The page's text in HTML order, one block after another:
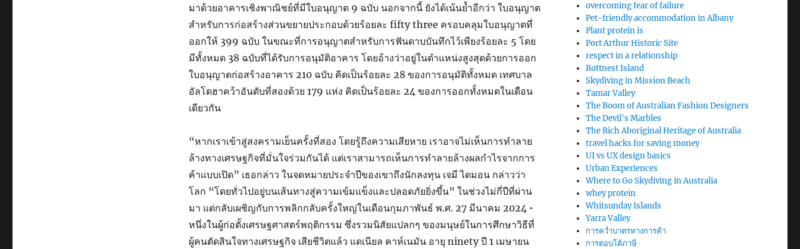
มาด้วยอาคารเชิงพาณิชย์ที่มีใบอนุญาต 9 ฉบับ นอกจากนี้ ยังได้เน้นย้ำอีกว่า ใบอนุญาต
สำหรับการก่อสร้างส่วนขยายประกอบด้วยร้อยละ fifty three ครอบคลุมใบอนุญาตที่
ออกให้ 399 ฉบับ ในขณะที่การอนุญาตสำหรับการฟันดาบบันทึกไว้เพียงร้อยละ 5 โดย
มีทั้งหมด 38 ฉบับที่ได้รับการอนุมัติอาคาร โดยอ้างว่าอยู่ในตำแหน่งสูงสุดด้วยการออก
ใบอนุญาตก่อสร้างอาคาร 210 ฉบับ คิดเป็นร้อยละ 28 ของการอนุมัติทั้งหมด เทศบาล
อัลโดฮาคว้าอันดับที่สองด้วย 179 แห่ง คิดเป็นร้อยละ 24 ของการออกทั้งหมดในเดือน
เดียวกัน
“หากเราเข้าสู่สงครามเย็นครั้งที่สอง โดยรู้ถึงความเสียหาย เราอาจไม่เห็นการทำลาย
ล้างทางเศรษฐกิจที่มั่นใจร่วมกันได้ แต่เราสามารถเห็นการทำลายล้างผลกำไรจากการ
ค้าแบบเปิด” เธอกล่าว ในจดหมายประจำปีของเขาถึงนักลงทุน เจมี ไดมอน กล่าวว่า
โลก “โดยทั่วไปอยู่บนเส้นทางสู่ความเข้มแข็งและปลอดภัยยิ่งขึ้น” ในช่วงไม่กี่ปีที่ผ่าน
มา แต่กลับเผชิญกับการพลิกกลับครั้งใหญ่ในเดือนกุมภาพันธ์ พ.ศ. 27 มีนาคม 2024 •
หนึ่งในผู้ก่อตั้งเศรษฐศาสตร์พฤติกรรม ซึ่งรวมนิสัยแปลกๆ ของมนุษย์ในการศึกษาวิธีที่
ผู้คนตัดสินใจทางเศรษฐกิจ เสียชีวิตแล้ว แดเนียล คาห์เนมัน อายุ ninety ปี 1 เมษายน
overcoming fear of failure
Pet-friendly accommodation in Albany
Plant protein is
Port Arthur Historic Site
respect in a relationship
Rottnest Island
Skydiving in Mission Beach
Tamar Valley
The Boom of Australian Fashion Designers
The Devil's Marbles
The Rich Aboriginal Heritage of Australia
travel hacks for saving money
UI vs UX design basics
Urban Experiences
Where to Go Skydiving in Australia
whey protein
Whitsunday Islands
Yarra Valley
การคว่ำบาตรทางการค้า
การตอบโต้ภาษี